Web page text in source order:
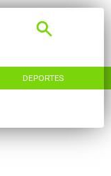
DEPORTES